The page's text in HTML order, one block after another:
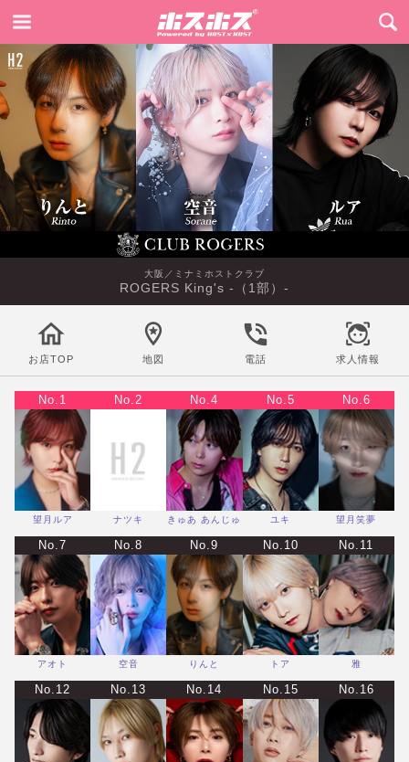
大阪／ミナミホストクラブ
ROGERS King's -（1部）-
お店TOP 地図 電話 求人情報
No.1
望月ルア
No.2
ナツキ
No.4
きゅあ あんじゅ
No.5
ユキ
No.6
望月笑夢
No.7
アオト
No.8
空音
No.9
りんと
No.10
トア
No.11
雅
No.12 No.13 No.14 No.15 No.16